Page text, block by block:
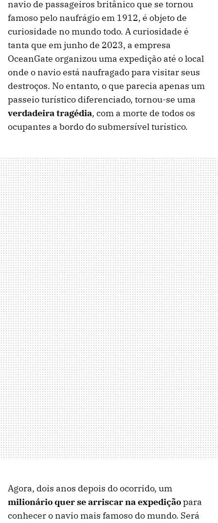
navio de passageiros britânico que se tornou
famoso pelo naufrágio em 1912, é objeto de
curiosidade no mundo todo. A curiosidade é
tanta que em junho de 2023, a empresa
OceanGate organizou uma expedição até o local
onde o navio está naufragado para visitar seus
destroços. No entanto, o que parecia apenas um
passeio turístico diferenciado, tornou-se uma
verdadeira tragédia, com a morte de todos os
ocupantes a bordo do submersível turístico.
Agora, dois anos depois do ocorrido, um
milionário quer se arriscar na expediçãopara
conhecer o navio mais famoso do mundo. Será